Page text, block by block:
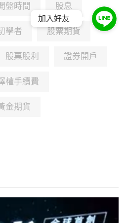
盤時間 股息
學者 股票期貨
股票股利 證券開戶
權手續費
金期貨
加入好友